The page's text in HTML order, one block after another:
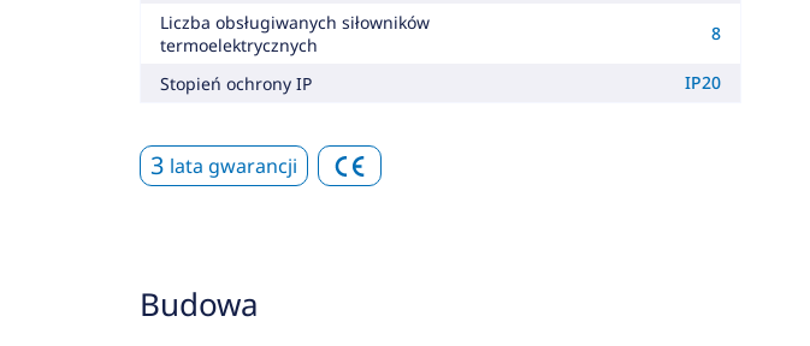
Liczba obsługiwanych siłowników
termoelektrycznych
8
Stopień ochrony IP IP20
3 lata gwarancji
Budowa